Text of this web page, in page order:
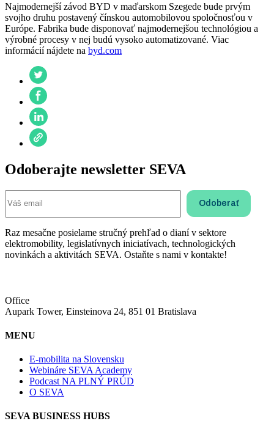
Najmodernejší závod BYD v maďarskom Szegede bude prvým
svojho druhu postavený čínskou automobilovou spoločnosťou v
Európe. Fabrika bude disponovať najmodernejšou technológiou a
výrobné procesy v nej budú vysoko automatizované. Viac
informácií nájdete na byd.com
Odoberajte newsletter SEVA
Raz mesačne posielame stručný prehľad o dianí v sektore
elektromobility, legislatívnych iniciatívach, technologických
novinkách a aktivitách SEVA. Ostaňte s nami v kontakte!
Office
Aupark Tower, Einsteinova 24, 851 01 Bratislava
MENU
E-mobilita na Slovensku
Webináre SEVA Academy
Podcast NA PLNÝ PRÚD
O SEVA
SEVA BUSINESS HUBS